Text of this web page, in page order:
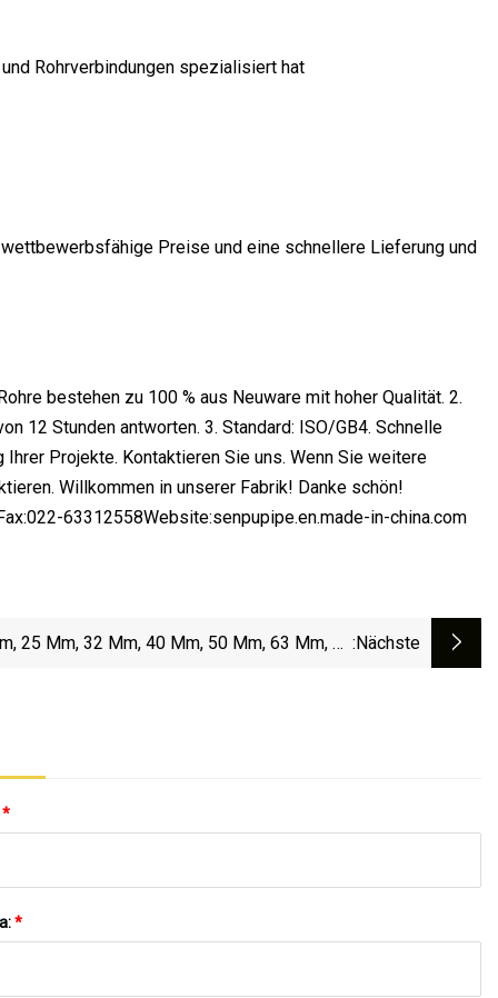
Rohrverbindungen spezialisiert hat
Preise und eine schnellere Lieferung und
bestehen zu 100 % aus Neuware mit hoher Qualität. 2.
12 Stunden antworten. 3. Standard: ISO/GB4. Schnelle
Projekte. Kontaktieren Sie uns. Wenn Sie weitere
Willkommen in unserer Fabrik! Danke schön!
63312558Website:senpupipe.en.made-in-china.com
25 Mm, 32 Mm, 40 Mm, 50 Mm, 63 Mm, 75 :nächste
*
*